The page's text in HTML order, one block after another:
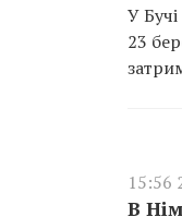
У
23
15:56
В